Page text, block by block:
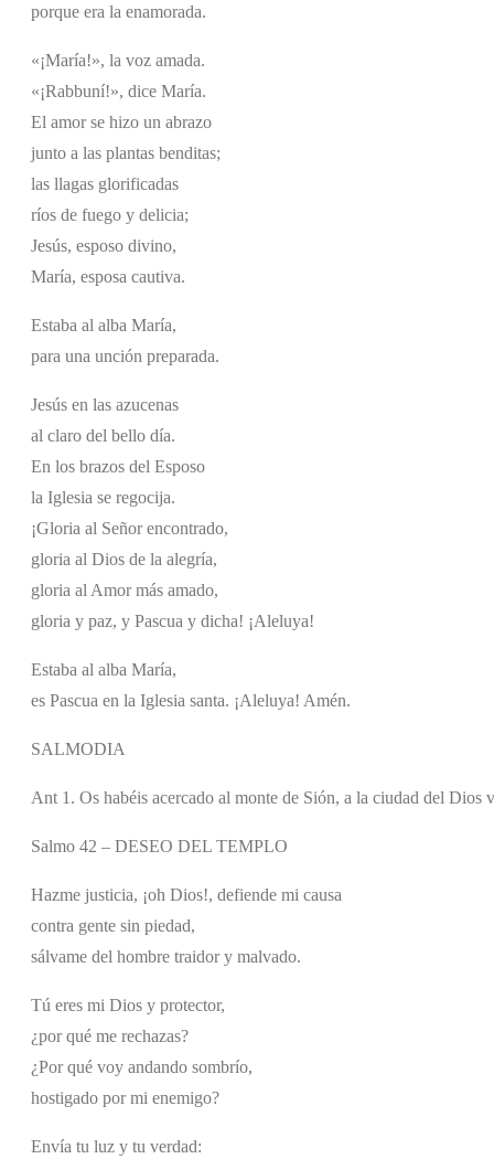
porque era la enamorada.
«¡María!», la voz amada.
«¡Rabbuní!», dice María.
El amor se hizo un abrazo
junto a las plantas benditas;
las llagas glorificadas
ríos de fuego y delicia;
Jesús, esposo divino,
María, esposa cautiva.
Estaba al alba María,
para una unción preparada.
Jesús en las azucenas
al claro del bello día.
En los brazos del Esposo
la Iglesia se regocija.
¡Gloria al Señor encontrado,
gloria al Dios de la alegría,
gloria al Amor más amado,
gloria y paz, y Pascua y dicha! ¡Aleluya!
Estaba al alba María,
es Pascua en la Iglesia santa. ¡Aleluya! Amén.
SALMODIA
Ant 1. Os habéis acercado al monte de Sión, a la ciudad del Dios
Salmo 42 – DESEO DEL TEMPLO
Hazme justicia, ¡oh Dios!, defiende mi causa
contra gente sin piedad,
sálvame del hombre traidor y malvado.
Tú eres mi Dios y protector,
¿por qué me rechazas?
¿Por qué voy andando sombrío,
hostigado por mi enemigo?
Envía tu luz y tu verdad: